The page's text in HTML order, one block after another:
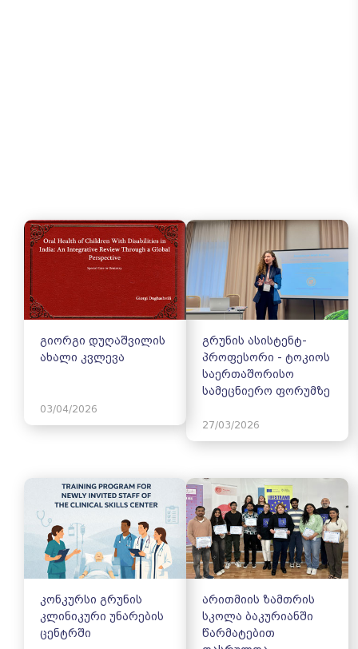
გიორგი დუღაშვილის
ახალი კვლევა
03/04/2026
გრუნის ასისტენტ-
პროფესორი - ტოკიოს
საერთაშორისო
სამეცნიერო ფორუმზე
27/03/2026
კონკურსი გრუნის
კლინიკური უნარების
ცენტრში
არითმიის ზამთრის
სკოლა ბაკურიანში
წარმატებით